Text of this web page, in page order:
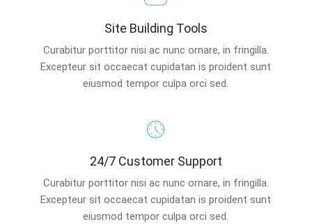
Site Building Tools
Curabitur porttitor nisi ac nunc ornare, in fringilla.
Excepteur sit occaecat cupidatan is proident sunt
eiusmod tempor culpa orci sed.
24/7 Customer Support
Curabitur porttitor nisi ac nunc ornare, in fringilla.
Excepteur sit occaecat cupidatan is proident sunt
eiusmod tempor culpa orci sed.